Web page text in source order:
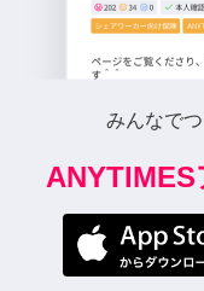
みんなで